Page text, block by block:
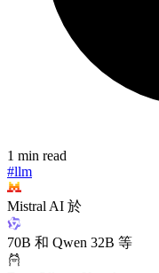
1 min read
#llm
Mistral AI 於
70B 和 Qwen 32B 等